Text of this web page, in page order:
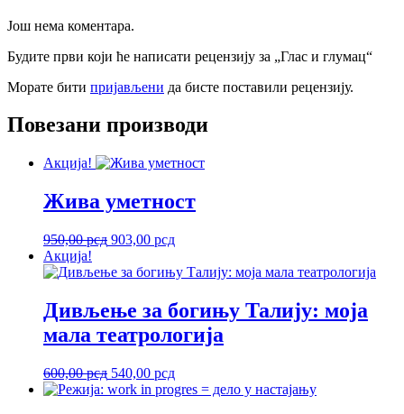
Још нема коментара.
Будите први који ће написати рецензију за „Глас и глумац“
Морате бити пријављени да бисте поставили рецензију.
Повезани производи
Акција!
Жива уметност
950,00рсд Оригинална
је
950,00 рсд.
903,00 рсдТренутна
је:
Акција!
Дивљење за богињу Талију: моја
мала театрологија
600,00рсд Оригинална
цена
540,00 рсдТренутна
цена